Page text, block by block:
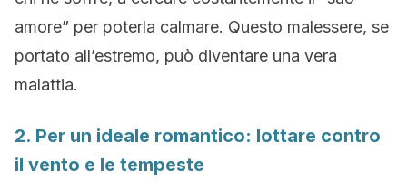
amore” per poterla calmare. Questo malessere, se
portato all’estremo, può diventare una vera
malattia.
2. Per un ideale romantico: lottare contro
il vento e le tempeste